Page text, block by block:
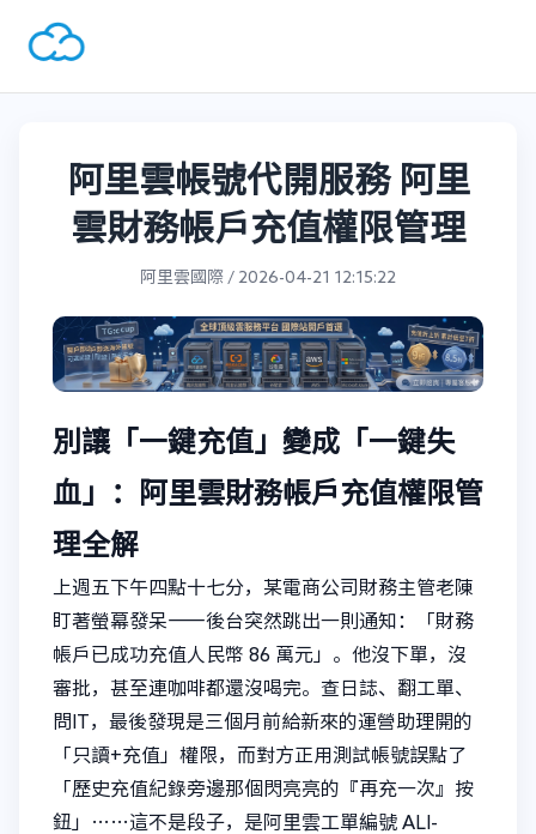
阿里雲帳號代開服務 阿里
雲財務帳戶充值權限管理
阿里雲國際 / 2026-04-21 12:15:22
別讓「一鍵充值」變成「一鍵失
血」：阿里雲財務帳戶充值權限管
理全解
上週五下午四點十七分，某電商公司財務主管老陳
盯著螢幕發呆——後台突然跳出一則通知：「財務
帳戶已成功充值人民幣 86 萬元」。他沒下單，沒
審批，甚至連咖啡都還沒喝完。查日誌、翻工單、
問IT，最後發現是三個月前給新來的運營助理開的
「只讀+充值」權限，而對方正用測試帳號誤點了
「歷史充值紀錄旁邊那個閃亮亮的『再充一次』按
鈕」……這不是段子，是阿里雲工單編號 ALI-